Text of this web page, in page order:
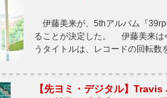
伊藤美来が、5thアルバム『
ることが決定した。 伊藤美来は
うタイトルは、レコードの回転
【先ヨミ・デジタル】